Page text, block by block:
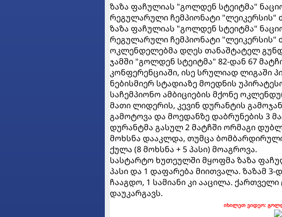
ზაზა ფაჩულიას "გოლდენ სტეიტმა"
რეგულარული ჩემპიონატი
ზაზა ფაჩულიას "გოლდენ სტეიტმა"
რეგულარული ჩემპიონატი
ოკლენდელებმა დღეს თანაშტატელ
ჯამში "გოლდენ სტეიტმა" 82-დან 67
კონფერენციაში, ისე სრულიად ლიგაში
ნებისმიერ სტადიაზე მოედნის
საჩემპიონო ამბიციების მქონე
მათი ლიდერის, კევინ დურანტის
გამოტოვა და მოედანზე დაბრუნების 3
დურანტმა გასულ 2 მატჩში ორმაგი
მოხსნა დააკლდა, თუმცა
ქულა (8 მოხსნა + 5 პასი) მოაგროვა.
სასტარტო ხუთეულში მყოფმა ზაზა
პასი და 1 დაფარება მიითვალა. ზაზამ
ჩააგდო, 1 სამიანი კი ააცილა.
დაუკარგავს.
იხილეთ ვიდეო: